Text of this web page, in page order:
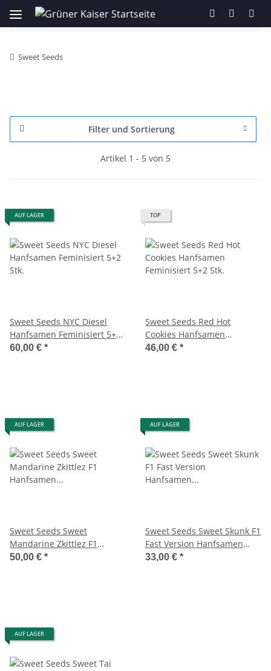
Sweet Seeds
Filter und Sortierung
Artikel 1 - 5 von 5
AUF LAGER
Sweet Seeds NYC Diesel
Hanfsamen Feminisiert 5+2
Stk.
60,00 € *
TOP
Sweet Seeds Red Hot
Cookies Hanfsamen
Feminisiert 5+2 Stk.
46,00 € *
AUF LAGER
Sweet Seeds Sweet
Mandarine Zkittlez F1
Hanfsamen Feminisiert 5+2
50,00 € *
AUF LAGER
Sweet Seeds Sweet Skunk F1
Fast Version Hanfsamen
Feminisiert 5+2 Stk.
33,00 € *
AUF LAGER